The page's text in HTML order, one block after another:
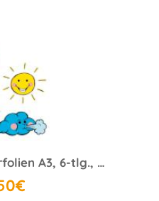
Set Wetter-Fensterfolien A3, 6-tlg., statisch